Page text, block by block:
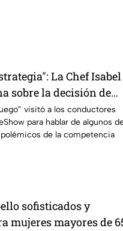
La Chef Isabel
sobre la decisión de
a Daniela al balcón
7
visitó a los conductores
para hablar de algunos
de la competencia
sofisticados y
mujeres mayores de